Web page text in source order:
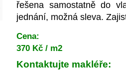
řešena samostatně do
jednání, možná sleva.
Cena:
370 Kč / m2
Kontaktujte makléře: